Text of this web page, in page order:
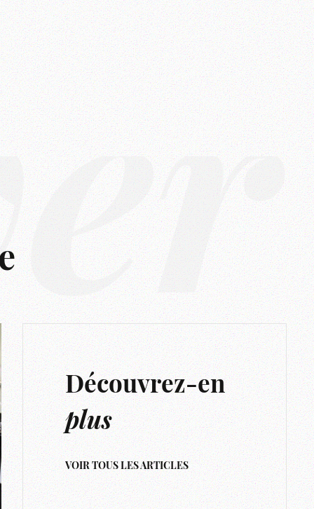
Découvrez-en
plus
VOIR TOUS LES ARTICLES